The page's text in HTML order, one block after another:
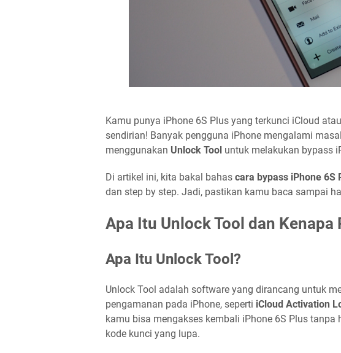
Kamu punya iPhone 6S Plus yang terkunci iCloud
sendirian! Banyak pengguna iPhone mengalami
menggunakan Unlock Tool untuk melakukan bypass
Di artikel ini, kita bakal bahas cara bypass iPhone 6S
dan step by step. Jadi, pastikan kamu baca sampai
Apa Itu Unlock Tool dan Kenapa
Apa Itu Unlock Tool?
Unlock Tool adalah software yang dirancang untuk
pengamanan pada iPhone, seperti iCloud Activation
kamu bisa mengakses kembali iPhone 6S Plus
kode kunci yang lupa.